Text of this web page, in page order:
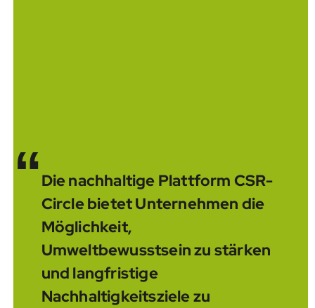
“Die nachhaltige Plattform CSR-
Circle bietet Unternehmen die
Möglichkeit,
Umweltbewusstsein zu stärken
und langfristige
Nachhaltigkeitsziele zu